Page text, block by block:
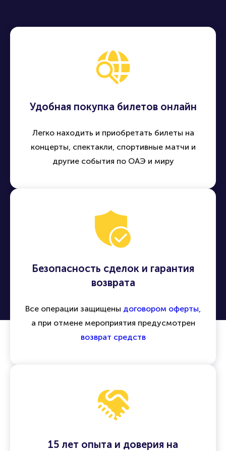
Удобная покупка билетов онлайн
Легко находить и приобретать билеты на
концерты, спектакли, спортивные матчи и
другие события по ОАЭ и миру
Безопасность сделок и гарантия
возврата
Все операции защищены договором оферты
а при отмене мероприятия предусмотрен
возврат средств
15 лет опыта и доверия на